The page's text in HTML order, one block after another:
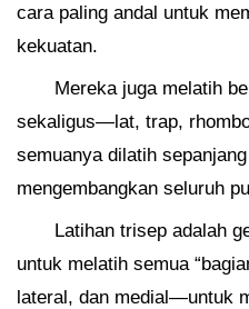
cara paling andal untuk
kekuatan.
Mereka juga melatih
sekaligus—lat, trap,
semuanya dilatih
mengembangkan seluruh
Latihan trisep adalah
untuk melatih semua
lateral, dan medial—untuk